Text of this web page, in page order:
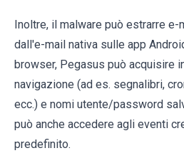
Inoltre, il malware può estrarre
dall'e-mail nativa sulle app
browser, Pegasus può acquisire
navigazione (ad es. segnalibri,
ecc.) e nomi utente/password
può anche accedere agli eventi
predefinito.